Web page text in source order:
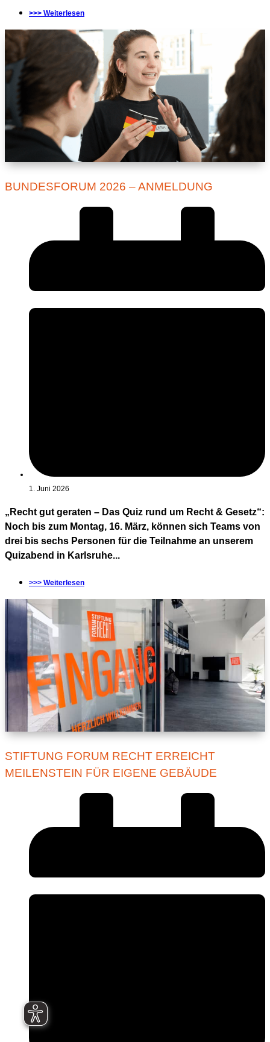
>>> Weiterlesen
BUNDESFORUM 2026 – ANMELDUNG
1. Juni 2026
„Recht gut geraten – Das Quiz rund um Recht & Gesetz“:
Noch bis zum Montag, 16. März, können sich Teams von
drei bis sechs Personen für die Teilnahme an unserem
Quizabend in Karlsruhe...
>>> Weiterlesen
STIFTUNG FORUM RECHT ERREICHT
MEILENSTEIN FÜR EIGENE GEBÄUDE